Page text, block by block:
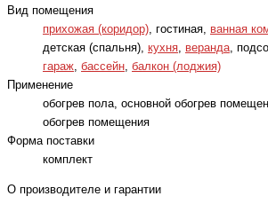
Вид помещения
прихожая (коридор), гостиная, ванная
детская (спальня), кухня, веранда,
гараж, бассейн, балкон (лоджия)
Применение
обогрев пола, основной обогрев
обогрев помещения
Форма поставки
комплект
О производителе и гарантии